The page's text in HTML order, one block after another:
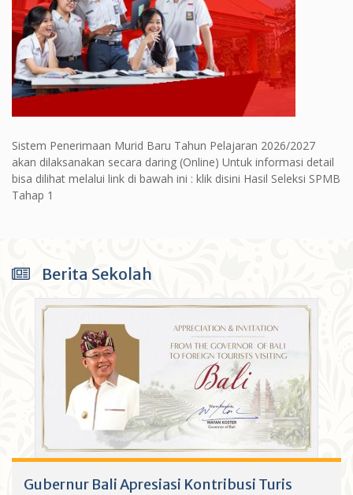
Sistem Penerimaan Murid Baru Tahun Pelajaran 2026/2027
akan dilaksanakan secara daring (Online) Untuk informasi detail
bisa dilihat melalui link di bawah ini : klik disini Hasil Seleksi SPMB
Tahap 1
Berita Sekolah
Gubernur Bali Apresiasi Kontribusi Turis